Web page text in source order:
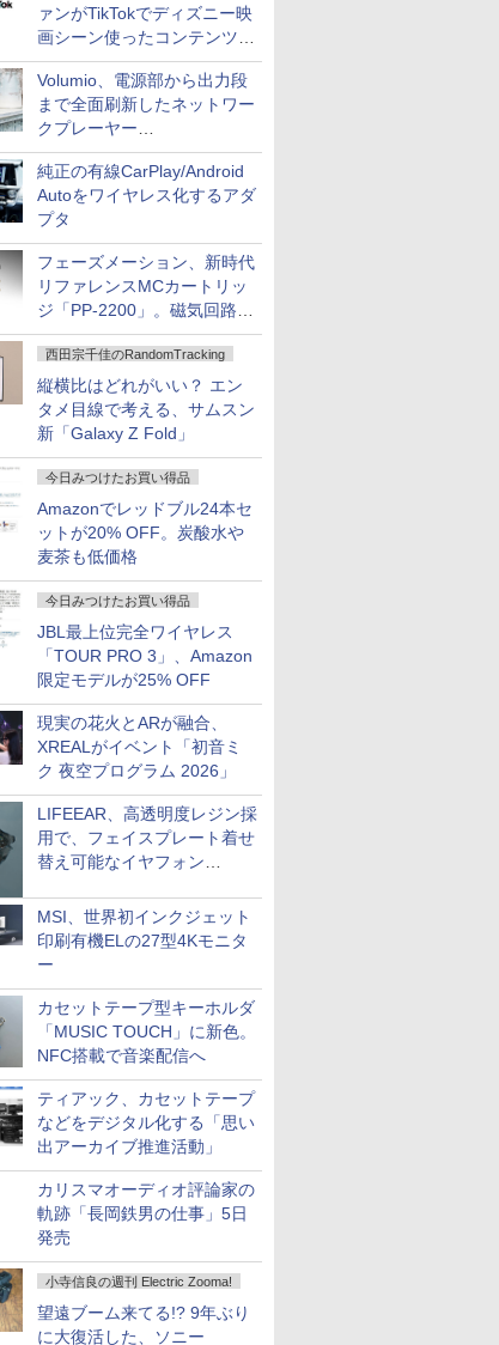
ァンがTikTokでディズニー映
画シーン使ったコンテンツ制
作、Disney+にも配信
Volumio、電源部から出力段
まで全面刷新したネットワー
クプレーヤー
「Primo（2026）」
純正の有線CarPlay/Android
Autoをワイヤレス化するアダ
プタ
フェーズメーション、新時代
リファレンスMCカートリッ
ジ「PP-2200」。磁気回路や
ハウジングを根本から見直し
西田宗千佳のRandomTracking
縦横比はどれがいい？ エン
タメ目線で考える、サムスン
新「Galaxy Z Fold」
今日みつけたお買い得品
Amazonでレッドブル24本セ
ットが20% OFF。炭酸水や
麦茶も低価格
今日みつけたお買い得品
JBL最上位完全ワイヤレス
「TOUR PRO 3」、Amazon
限定モデルが25% OFF
現実の花火とARが融合、
XREALがイベント「初音ミ
ク 夜空プログラム 2026」
LIFEEAR、高透明度レジン採
用で、フェイスプレート着せ
替え可能なイヤフォン
MSI、世界初インクジェット
印刷有機ELの27型4Kモニタ
ー
カセットテープ型キーホルダ
「MUSIC TOUCH」に新色。
NFC搭載で音楽配信へ
ティアック、カセットテープ
などをデジタル化する「思い
出アーカイブ推進活動」
カリスマオーディオ評論家の
軌跡「長岡鉄男の仕事」5日
発売
小寺信良の週刊 Electric Zooma!
望遠ブーム来てる!? 9年ぶり
に大復活した、ソニー